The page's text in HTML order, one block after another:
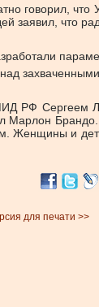
говорил,
что
Сергеем
Женщины и
для печати >>